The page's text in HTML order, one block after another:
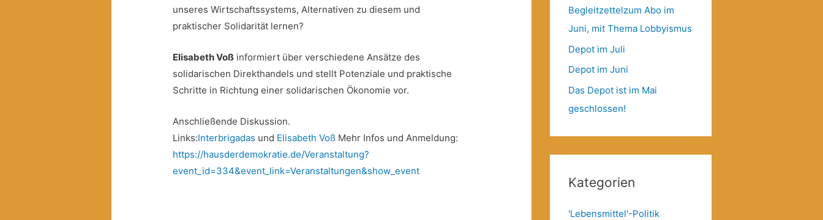
unseres Wirtschaftssystems, Alternativen zu diesem und
praktischer Solidarität lernen?
Elisabeth Voß informiert über verschiedene Ansätze des
solidarischen Direkthandels und stellt Potenziale und praktische
Schritte in Richtung einer solidarischen Ökonomie vor.
Anschließende Diskussion.
Links:Interbrigadas und Elisabeth Voß Mehr Infos und Anmeldung:
https://hausderdemokratie.de/Veranstaltung?
event_id=334&event_link=Veranstaltungen&show_event
Begleitzettelzum Abo im
Juni, mit Thema Lobbyismus
Depot im Juli
Depot im Juni
Das Depot ist im Mai
geschlossen!
Kategorien
'Lebensmittel'-Politik